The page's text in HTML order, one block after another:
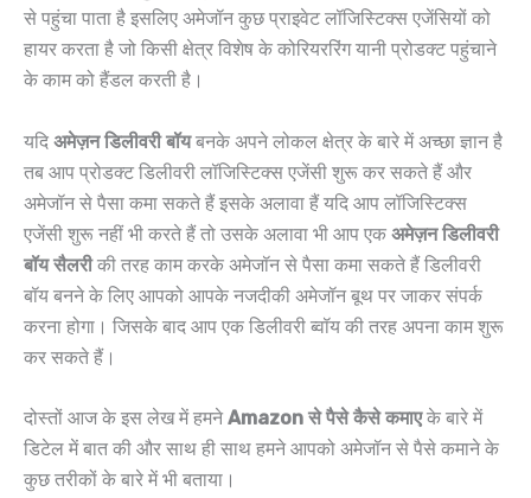
से पहुंचा पाता है इसलिए अमेजॉन कुछ प्राइवेट लॉजिस्टिक्स एजेंसियों को
हायर करता है जो किसी क्षेत्र विशेष के कोरियररिंग यानी प्रोडक्ट पहुंचाने
के काम को हैंडल करती है।
यदि अमेज़न डिलीवरी बॉयबनके अपने लोकल क्षेत्र के बारे में अच्छा ज्ञान है
तब आप प्रोडक्ट डिलीवरी लॉजिस्टिक्स एजेंसी शुरू कर सकते हैं और
अमेजॉन से पैसा कमा सकते हैं इसके अलावा हैं यदि आप लॉजिस्टिक्स
एजेंसी शुरू नहीं भी करते हैं तो उसके अलावा भी आप एक अमेज़न डिलीवरी
बॉय सैलरीकी तरह काम करके अमेजॉन से पैसा कमा सकते हैं डिलीवरी
बॉय बनने के लिए आपको आपके नजदीकी अमेजॉन बूथ पर जाकर संपर्क
करना होगा। जिसके बाद आप एक डिलीवरी ब्वॉय की तरह अपना काम शुरू
कर सकते हैं।
दोस्तों आज के इस लेख में हमनेAmazon से पैसे कैसे कमाएके बारे में
डिटेल में बात की और साथ ही साथ हमने आपको अमेजॉन से पैसे कमाने के
कुछ तरीकों के बारे में भी बताया।